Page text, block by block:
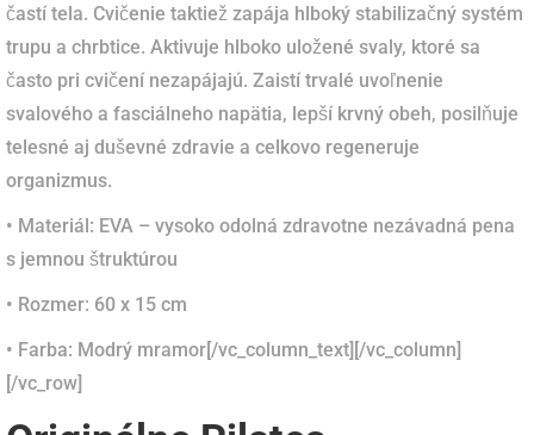
častí tela. Cvičenie taktiež zapája hlboký stabilizačný systém
trupu a chrbtice. Aktivuje hlboko uložené svaly, ktoré sa
často pri cvičení nezapájajú. Zaistí trvalé uvoľnenie
svalového a fasciálneho napätia, lepší krvný obeh, posilňuje
telesné aj duševné zdravie a celkovo regeneruje
organizmus.
• Materiál: EVA – vysoko odolná zdravotne nezávadná pena
s jemnou štruktúrou
• Rozmer: 60 x 15 cm
• Farba: Modrý mramor[/vc_column_text][/vc_column]
[/vc_row]